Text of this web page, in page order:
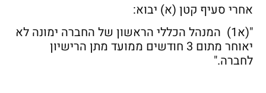
אחרי סעיף קטן (א) יבוא:
"(א1) המנהל הכללי הראשון של החברה ימונה לא
יאוחר מתום 3 חודשים ממועד מתן הרישיון
לחברה."